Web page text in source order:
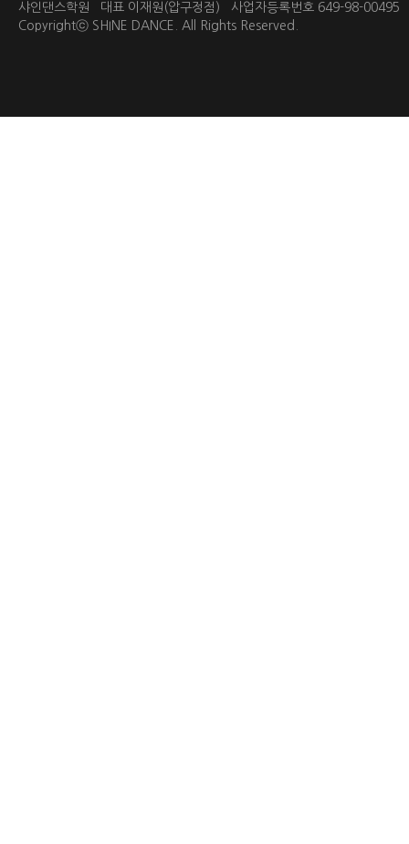
샤인댄스학원 대표 이재원(압구정점) 사업자등록번호 649-98-
Copyrightⓒ SHINE DANCE. All Rights Reserved.